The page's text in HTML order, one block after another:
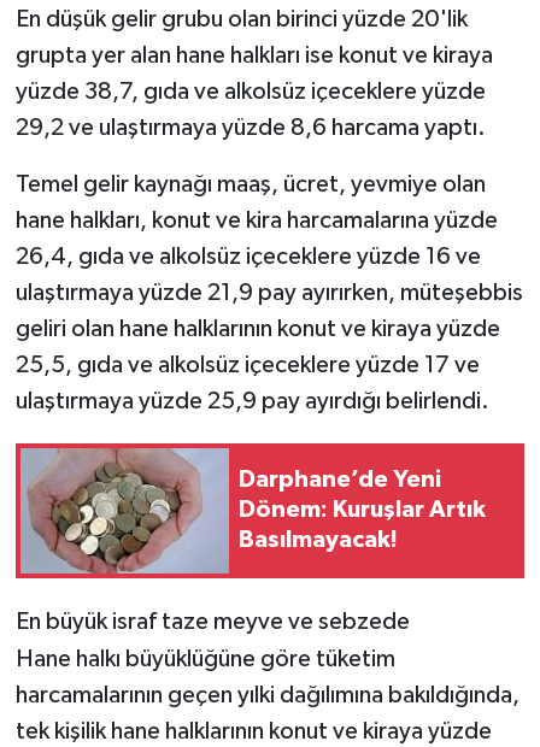
En düşük gelir grubu olan birinci yüzde 20'lik
grupta yer alan hane halkları ise konut ve kiraya
yüzde 38,7, gıda ve alkolsüz içeceklere yüzde
29,2 ve ulaştırmaya yüzde 8,6 harcama yaptı.
Temel gelir kaynağı maaş, ücret, yevmiye olan
hane halkları, konut ve kira harcamalarına yüzde
26,4, gıda ve alkolsüz içeceklere yüzde 16 ve
ulaştırmaya yüzde 21,9 pay ayırırken, müteşebbis
geliri olan hane halklarının konut ve kiraya yüzde
25,5, gıda ve alkolsüz içeceklere yüzde 17 ve
ulaştırmaya yüzde 25,9 pay ayırdığı belirlendi.
Darphane’de Yeni
Dönem: Kuruşlar Artık
Basılmayacak!
En büyük israf taze meyve ve sebzede
Hane halkı büyüklüğüne göre tüketim
harcamalarının geçen yılki dağılımına bakıldığında,
tek kişilik hane halklarının konut ve kiraya yüzde